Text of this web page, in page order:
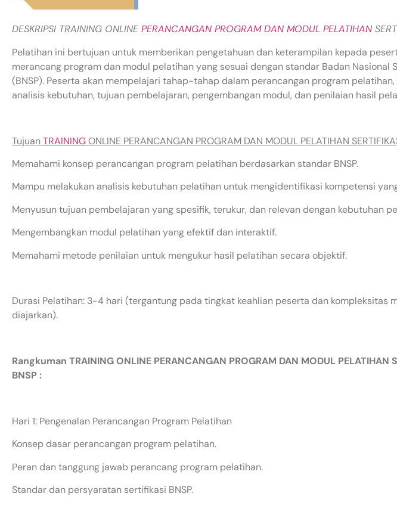
DESKRIPSI TRAINING ONLINE PERANCANGAN PROGRAM DAN MODUL PELATIHAN
Pelatihan ini bertujuan untuk memberikan pengetahuan dan keterampilan kepada
merancang program dan modul pelatihan yang sesuai dengan standar Badan Nasional
(BNSP). Peserta akan mempelajari tahap-tahap dalam perancangan program
analisis kebutuhan, tujuan pembelajaran, pengembangan modul, dan penilaian hasil
TujuanTRAININGONLINE PERANCANGAN PROGRAM DAN MODUL PELATIHAN
Memahami konsep perancangan program pelatihan berdasarkan standar BNSP.
Mampu melakukan analisis kebutuhan pelatihan untuk mengidentifikasi kompetensi
Menyusun tujuan pembelajaran yang spesifik, terukur, dan relevan dengan kebutuhan
Mengembangkan modul pelatihan yang efektif dan interaktif.
Memahami metode penilaian untuk mengukur hasil pelatihan secara objektif.
Durasi Pelatihan: 3-4 hari (tergantung pada tingkat keahlian peserta dan kompleksitas
diajarkan).
Rangkuman TRAINING ONLINE PERANCANGAN PROGRAM DAN MODUL PELATIHAN
BNSP :
Hari 1: Pengenalan Perancangan Program Pelatihan
Konsep dasar perancangan program pelatihan.
Peran dan tanggung jawab perancang program pelatihan.
Standar dan persyaratan sertifikasi BNSP.